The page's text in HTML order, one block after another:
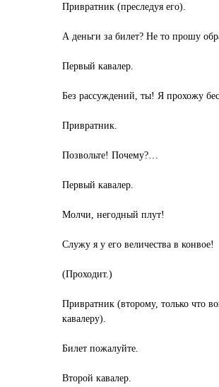
Привратник (преследуя его).
А деньги за билет? Не то прошу
Первый кавалер.
Без рассуждений, ты! Я прохожу
Привратник.
Позвольте! Почему?…
Первый кавалер.
Молчи, негодный плут!
Служу я у его величества в конвое!
(Проходит.)
Привратник (второму, только что
кавалеру).
Билет пожалуйте.
Второй кавалер.